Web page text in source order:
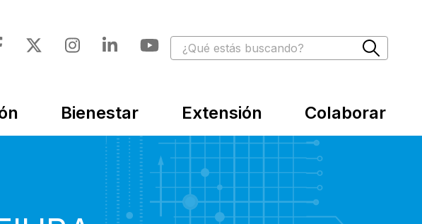
Bienestar Extensión Colaborar